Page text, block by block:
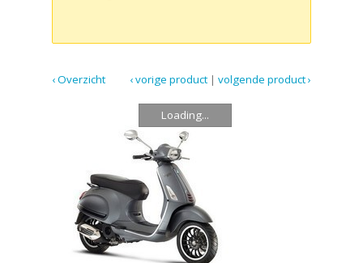
‹ Overzicht volgende product ›
|
‹ vorige product
Loading...